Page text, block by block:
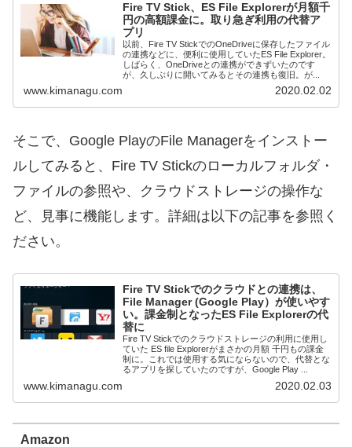
Fire TV Stick、ES File Explorerが月額千
円の高額課金に。取り急ぎ利用の代替ア
プリ
以前、Fire TV StickでのOneDriveに保存したファイル
の連携などに、便利に使用していたES File Explorer。
しばらく、OneDriveとの連携ができずいたのです
が、久しぶりに開いてみるとその連携も復旧。が...
www.kimanagu.com 2020.02.02
そこで、Google PlayのFile Managerをインストー
ルしてみると、Fire TV Stickのローカルフォルダ・
ファイルの参照や、クラウドストレージの操作な
ど、見事に機能します。詳細は以下の記事を参照く
ださい。
Fire TV Stickでのクラウドとの連携は、
File Manager (Google Play）が使いやす
い。課金制となったES File Explorerの代
替に
Fire TV Stickでのクラウドストレージの利用に使用し
ていた ES file Explorerがまさかの月額 千円もの課金
制に。これでは使用する気にならないので、代替とな
るアプリを探していたのですが、Google Play ...
www.kimanagu.com 2020.02.03
Amazon